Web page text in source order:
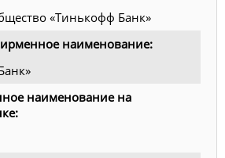
«Тинькофф Банк»
наименование:
наименование на